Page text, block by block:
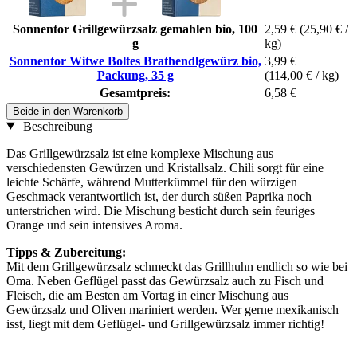
Sonnentor Grillgewürzsalz gemahlen bio, 100
g
2,59 € (25,90 € /
kg)
Sonnentor Witwe Boltes Brathendlgewürz bio,
Packung, 35 g
3,99 €
(114,00 € / kg)
Gesamtpreis:
6,58 €
Beide in den Warenkorb
Beschreibung
Das Grillgewürzsalz ist eine komplexe Mischung aus
verschiedensten Gewürzen und Kristallsalz. Chili sorgt für eine
leichte Schärfe, während Mutterkümmel für den würzigen
Geschmack verantwortlich ist, der durch süßen Paprika noch
unterstrichen wird. Die Mischung besticht durch sein feuriges
Orange und sein intensives Aroma.
Tipps & Zubereitung:
Mit dem Grillgewürzsalz schmeckt das Grillhuhn endlich so wie bei
Oma. Neben Geflügel passt das Gewürzsalz auch zu Fisch und
Fleisch, die am Besten am Vortag in einer Mischung aus
Gewürzsalz und Oliven mariniert werden. Wer gerne mexikanisch
isst, liegt mit dem Geflügel- und Grillgewürzsalz immer richtig!